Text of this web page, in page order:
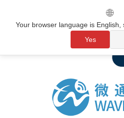
🌐
Your browser language is
Yes